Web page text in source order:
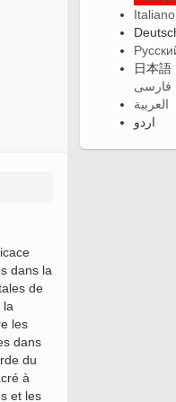
dans la
de
la
les
dans
du
à
et les
Italiano
日本語
فارسی
العربية
اردو